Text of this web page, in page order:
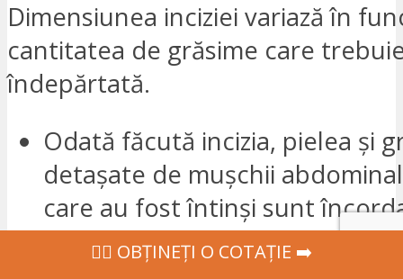
Dimensiunea inciziei variază în
cantitatea de grăsime care
îndepărtată.
Odată făcută incizia, pielea și
detașate de mușchii
care au fost întinși sunt
timpul îndepărtării pielii, există
‍👩‍⚕ OBȚINEȚI O COTAȚIE ➡️